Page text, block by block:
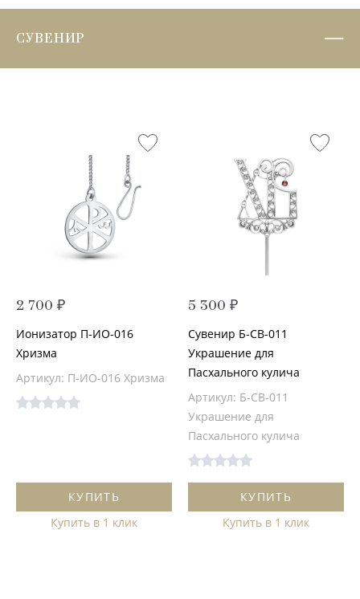
СУВЕНИР
2 700 ₽
Ионизатор П-ИО-016
Хризма
Артикул: П-ИО-016 Хризма
КУПИТЬ
Купить в 1 клик
5 300 ₽
Сувенир Б-СВ-011
Украшение для
Пасхального кулича
Артикул: Б-СВ-011
Украшение для
Пасхального кулича
КУПИТЬ
Купить в 1 клик